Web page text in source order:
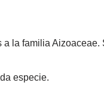
la familia
especie.